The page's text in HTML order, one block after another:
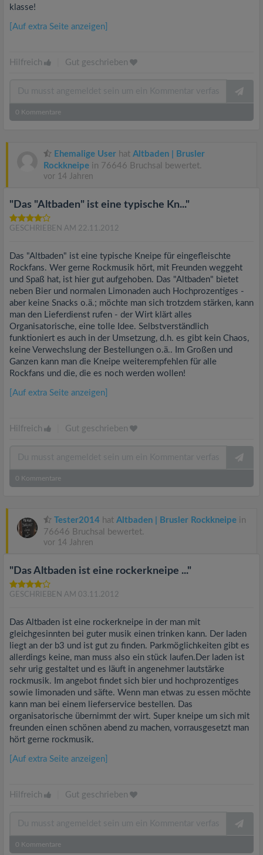
klasse!
[Auf extra Seite anzeigen]
Hilfreich Gut geschrieben
0 Kommentare
Ehemalige User hat Altbaden | Brusler
Rockkneipe in 76646 Bruchsal bewertet.
vor 14 Jahren
"Das "Altbaden" ist eine typische Kn..."
GESCHRIEBEN AM 22.11.2012
Das "Altbaden" ist eine typische Kneipe für eingefleischte
Rockfans. Wer gerne Rockmusik hört, mit Freunden weggeht
und Spaß hat, ist hier gut aufgehoben. Das "Altbaden" bietet
neben Bier und normalen Limonaden auch Hochprozentiges -
aber keine Snacks o.ä.; möchte man sich trotzdem stärken, kann
man den Lieferdienst rufen - der Wirt klärt alles
Organisatorische, eine tolle Idee. Selbstverständlich
funktioniert es auch in der Umsetzung, d.h. es gibt kein Chaos,
keine Verwechslung der Bestellungen o.ä.. Im Großen und
Ganzen kann man die Kneipe weiterempfehlen für alle
Rockfans und die, die es noch werden wollen!
[Auf extra Seite anzeigen]
Hilfreich Gut geschrieben
0 Kommentare
Tester2014 hat Altbaden | Brusler Rockkneipe in
76646 Bruchsal bewertet.
vor 14 Jahren
"Das Altbaden ist eine rockerkneipe ..."
GESCHRIEBEN AM 03.11.2012
Das Altbaden ist eine rockerkneipe in der man mit
gleichgesinnten bei guter musik einen trinken kann. Der laden
liegt an der b3 und ist gut zu finden. Parkmöglichkeiten gibt es
allerdings keine, man muss also ein stück laufen.Der laden ist
sehr urig gestaltet und es läuft in angenehmer lautstärke
rockmusik. Im angebot findet sich bier und hochprozentiges
sowie limonaden und säfte. Wenn man etwas zu essen möchte
kann man bei einem lieferservice bestellen. Das
organisatorische übernimmt der wirt. Super kneipe um sich mit
freunden einen schönen abend zu machen, vorrausgesetzt man
hört gerne rockmusik.
[Auf extra Seite anzeigen]
Hilfreich Gut geschrieben
0 Kommentare